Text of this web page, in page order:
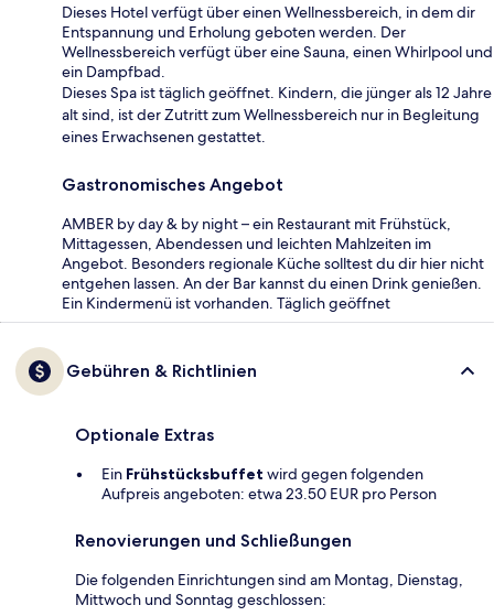
Dieses Hotel verfügt über einen Wellnessbereich, in dem dir
Entspannung und Erholung geboten werden. Der
Wellnessbereich verfügt über eine Sauna, einen Whirlpool und
ein Dampfbad.
Dieses Spa ist täglich geöffnet. Kindern, die jünger als 12 Jahre
alt sind, ist der Zutritt zum Wellnessbereich nur in Begleitung
eines Erwachsenen gestattet.
Gastronomisches Angebot
AMBER by day & by night – ein Restaurant mit Frühstück,
Mittagessen, Abendessen und leichten Mahlzeiten im
Angebot. Besonders regionale Küche solltest du dir hier nicht
entgehen lassen. An der Bar kannst du einen Drink genießen.
Ein Kindermenü ist vorhanden. Täglich geöffnet
Gebühren & Richtlinien
Optionale Extras
Ein Frühstücksbuffet wird gegen folgenden
Aufpreis angeboten: etwa 23.50 EUR pro Person
Renovierungen und Schließungen
Die folgenden Einrichtungen sind am Montag, Dienstag,
Mittwoch und Sonntag geschlossen: